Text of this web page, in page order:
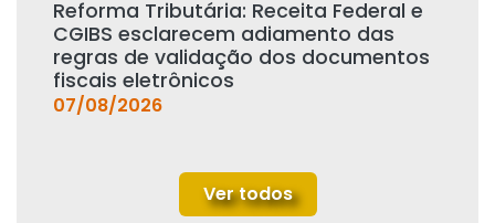
Reforma Tributária: Receita Federal e
CGIBS esclarecem adiamento das
regras de validação dos documentos
fiscais eletrônicos
07/08/2026
Ver todos